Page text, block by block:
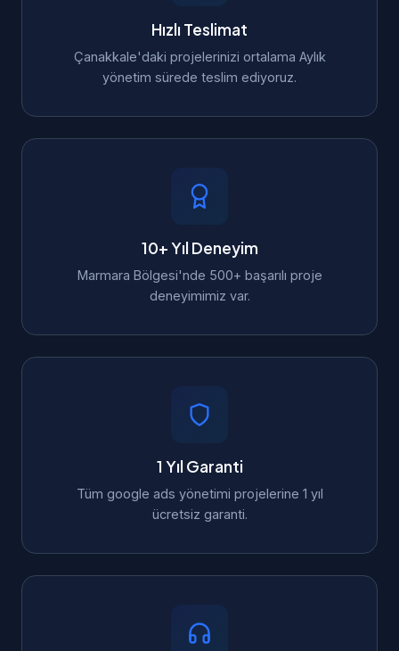
Hızlı Teslimat
Çanakkale'daki projelerinizi ortalama Aylık
yönetim sürede teslim ediyoruz.
10+ Yıl Deneyim
Marmara Bölgesi'nde 500+ başarılı proje
deneyimimiz var.
1 Yıl Garanti
Tüm google ads yönetimi projelerine 1 yıl
ücretsiz garanti.